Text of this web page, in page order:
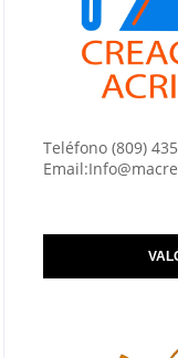
Teléfono (809)